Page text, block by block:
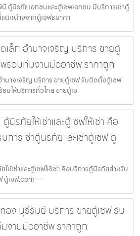
นิรภัยเอกชนและตู้เซฟเอกชน มีบริการเช่าตู้
ตกต่างจากตู้เซฟธนาคา
เล็ก อำนาจเจริญ บริการ ขายตู้
ร้อมทีมงานมืออาชีพ ราคาถูก
นาจเจริญ บริการ ขายตู้เซฟ รับติดตั้งตู้เซฟ
ให้บริการทั่วไทย ขายตู้เซ
รภัยให้เช่าและตู้เซฟให้เช่า คือ
ารเช่าตู้นิรภัยและเช่าตู้เซฟ ตู้
ห้เช่าและตู้เซฟให้เช่า คือบริการตู้นิรภัยสำหรับ
ฟ ตู้เซฟ.com —
อง บุรีรัมย์ บริการ ขายตู้เซฟ รับ
งานมืออาชีพ ราคาถูก